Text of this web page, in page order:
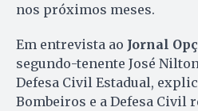
nos próximos meses.
Em entrevista ao Jornal
segundo-tenente José
Defesa Civil Estadual,
Bombeiros e a Defesa Civil